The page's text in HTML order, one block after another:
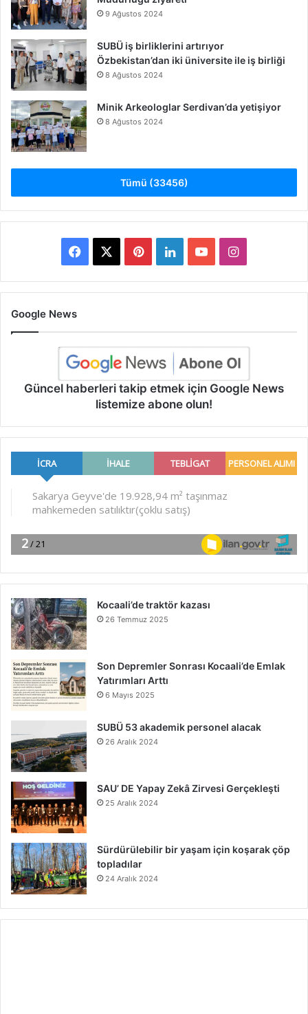
9 Ağustos 2024
SUBÜ iş birliklerini artırıyor
Özbekistan’dan iki üniversite ile iş birliği
8 Ağustos 2024
Minik Arkeologlar Serdivan’da yetişiyor
8 Ağustos 2024
Tümü (33456)
Facebook PinterestLinkedInYouTubeInstagram
Google News
Güncel haberleri takip etmek için Google News
listemize abone olun!
Kocaali’de traktör kazası
26 Temmuz 2025
Son Depremler Sonrası Kocaali’de Emlak
Yatırımları Arttı
6 Mayıs 2025
SUBÜ 53 akademik personel alacak
26 Aralık 2024
SAU’ DE Yapay Zekâ Zirvesi Gerçekleşti
25 Aralık 2024
Sürdürülebilir bir yaşam için koşarak çöp
topladılar
24 Aralık 2024